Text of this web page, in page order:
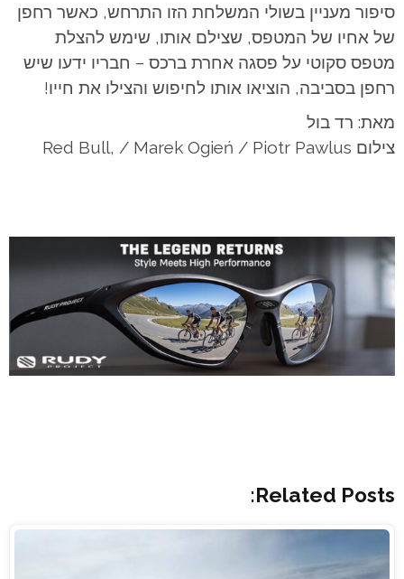
סיפור מעניין בשולי המשלחת הזו התרחש, כאשר רחפן
של אחיו של המטפס, שצילם אותו, שימש להצלת
מטפס סקוטי על פסגה אחרת ברכס – חבריו ידעו שיש
רחפן בסביבה, הוציאו אותו לחיפוש והצילו את חייו!
מאת: רד בול
צילום Red Bull, / Marek Ogień / Piotr Pawlus
Related Posts: